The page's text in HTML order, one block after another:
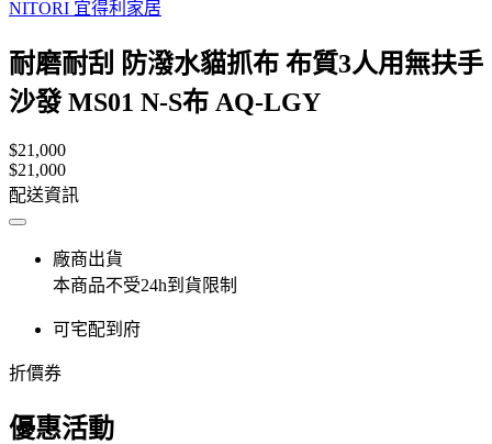
NITORI 宜得利家居
耐磨耐刮 防潑水貓抓布 布質3人用無扶手
沙發 MS01 N-S布 AQ-LGY
$21,000
$21,000
配送資訊
廠商出貨
本商品不受24h到貨限制
可宅配到府
折價券
優惠活動